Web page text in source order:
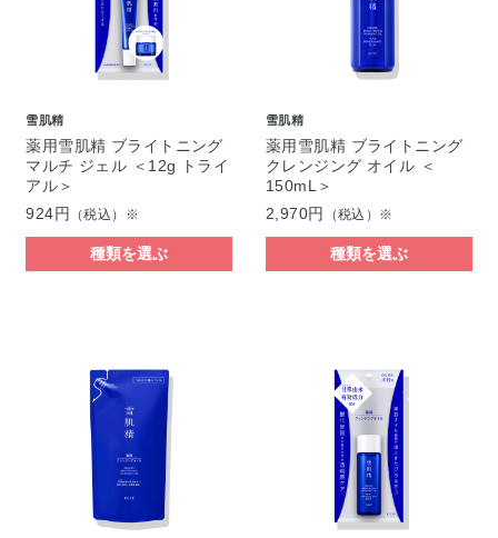
雪肌精
薬用雪肌精 ブライトニング
マルチ ジェル ＜12g トライ
アル＞
924円
（税込）※
種類を選ぶ
雪肌精
薬用雪肌精 ブライトニング
クレンジング オイル ＜
150mL＞
2,970円
（税込）※
種類を選ぶ